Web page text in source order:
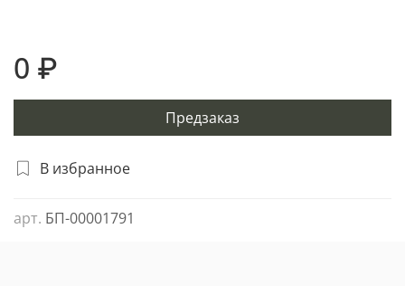
В избранное
арт. БП-00001791
0 ₽
Предзаказ